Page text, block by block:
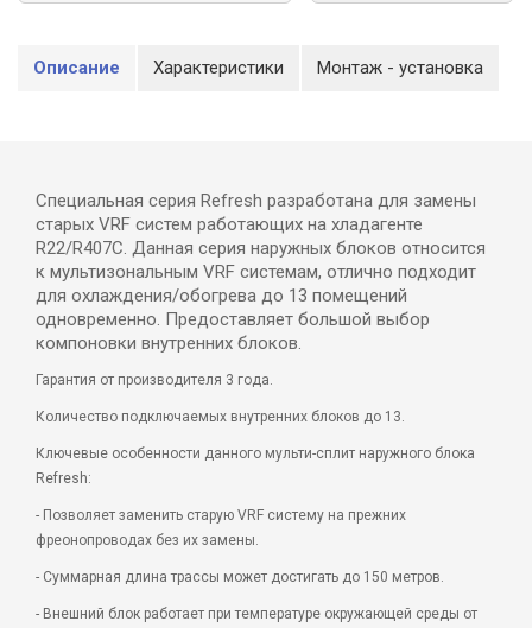
Описание Характеристики Монтаж - установка
Специальная серия Refresh разработана для замены
старых VRF систем работающих на хладагенте
R22/R407C. Данная серия наружных блоков относится
к мультизональным VRF системам, отлично подходит
для охлаждения/обогрева до 13 помещений
одновременно. Предоставляет большой выбор
компоновки внутренних блоков.
Гарантия от производителя 3 года.
Количество подключаемых внутренних блоков до 13.
Ключевые особенности данного мульти-сплит наружного блока
Refresh:
- Позволяет заменить старую VRF систему на прежних
фреонопроводах без их замены.
- Суммарная длина трассы может достигать до 150 метров.
- Внешний блок работает при температуре окружающей среды от